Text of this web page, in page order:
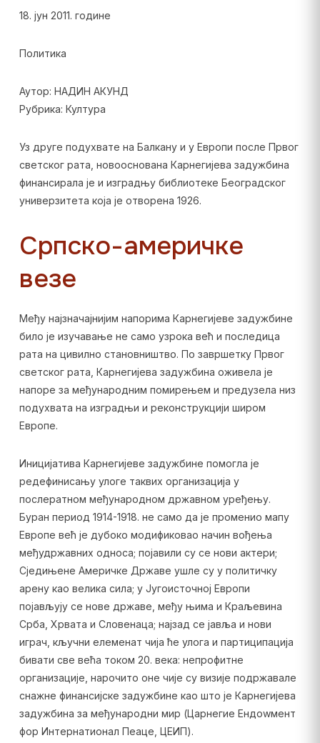
18. јун 2011. године
Политика
Аутор: НАДИН АКУНД
Рубрика: Култура
Уз друге подухвате на Балкану и у Европи после Првог
светског рата, новооснована Карнегијева задужбина
финансирала је и изградњу библиотеке Београдског
универзитета која је отворена 1926.
Српско-америчке
везе
Међу најзначајнијим напорима Карнегијеве задужбине
било је изучавање не само узрока већ и последица
рата на цивилно становништво. По завршетку Првог
светског рата, Карнегијева задужбина оживела је
напоре за међународним помирењем и предузела низ
подухвата на изградњи и реконструкцији широм
Европе.
Иницијатива Карнегијеве задужбине помогла је
редефинисању улоге таквих организација у
послератном међународном државном уређењу.
Буран период 1914-1918. не само да је променио мапу
Европе већ је дубоко модификовао начин вођења
међудржавних односа; појавили су се нови актери;
Сједињене Америчке Државе ушле су у политичку
арену као велика сила; у Југоисточној Европи
појављују се нове државе, међу њима и Краљевина
Срба, Хрвата и Словенаца; најзад се јавља и нови
играч, кључни елеменат чија ће улога и партиципација
бивати све већа током 20. века: непрофитне
организације, нарочито оне чије су визије подржавале
снажне финансијске задужбине као што је Карнегијева
задужбина за међународни мир (Царнегие Ендоwмент
фор Интернатионал Пеаце, ЦЕИП).